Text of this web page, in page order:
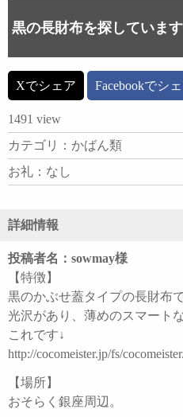
黒の長財布を探しています
Xでシェア Facebookでシ
1491 view
カテゴリ：かばん類
お礼：なし
詳細情報
投稿者名：sowmay様
【特徴】
黒のかぶせ蓋タイプの長財布で
光沢があり、薄めのスマート
これです↓
http://cocomeister.jp/fs/
【場所】
おそらく銀座周辺。